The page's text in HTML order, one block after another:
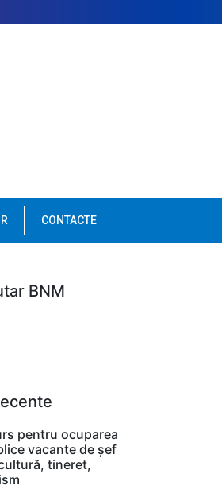
CONTACTE
BNM
pentru ocuparea
vacante de şef
tineret,